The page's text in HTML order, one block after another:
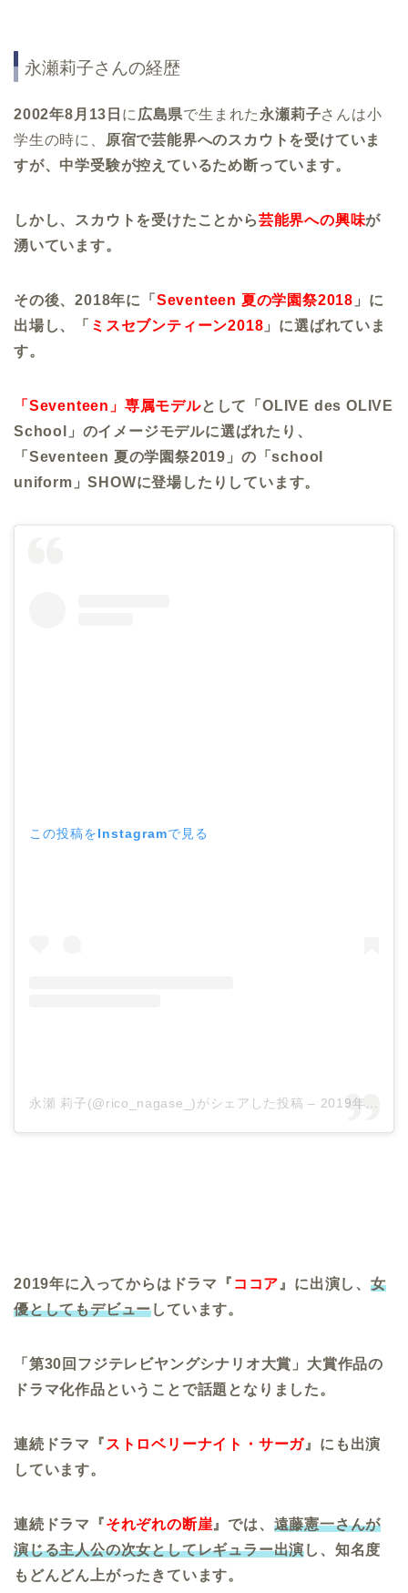
永瀬莉子さんの経歴
2002年8月13日 に 広島県で生まれた 永瀬莉子さんは小
学生の時に、
原宿で芸能界へのスカウトを受けていま
すが、中学受験が控えているため断っています。
しかし、スカウトを受けたことから芸能界への興味が
湧いています。
その後、2018年に「 Seventeen 夏の学園祭2018 」に
出場し、「 ミスセブンティーン2018 」に選ばれていま
す。
「Seventeen」専属モデルとして「OLIVE des OLIVE
School」のイメージモデルに選ばれたり、
「Seventeen 夏の学園祭2019」の「school
uniform」SHOWに登場したりしています。
この投稿をInstagramで見る
永瀬 莉子(@rico_nagase_)がシェアした投稿 – 2019年 8月月22日午前5時25分PDT
2019年に入ってからはドラマ『 ココア 』に出演し、女
優としてもデビューしています。
「第30回フジテレビヤングシナリオ大賞」大賞作品の
ドラマ化作品ということで話題となりました。
連続ドラマ『 ストロベリーナイト・サーガ 』にも出演
しています。
連続ドラマ『それぞれの断崖 』では、 遠藤憲一さんが
演じる主人公の次女としてレギュラー出演し、知名度
もどんどん上がったきています。